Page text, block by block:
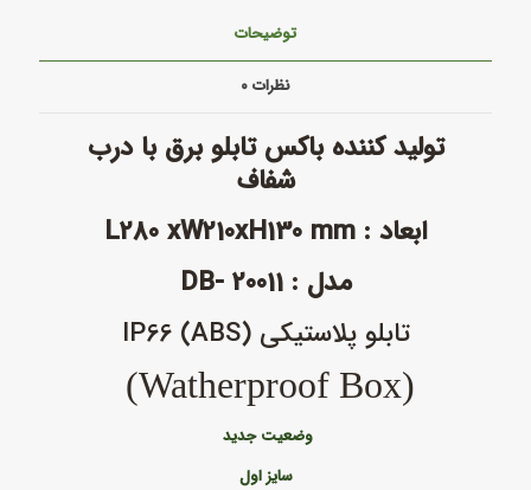
توضیحات
نظرات۰
تولید کننده باکس تابلو برق با درب
شفاف
ابعاد : L280 xW210xH130 mm
مدل : DB- 20011
تابلو پلاستیکی (ABS) IP66
(Watherproof Box)
وضعیت جدید
سایز اول